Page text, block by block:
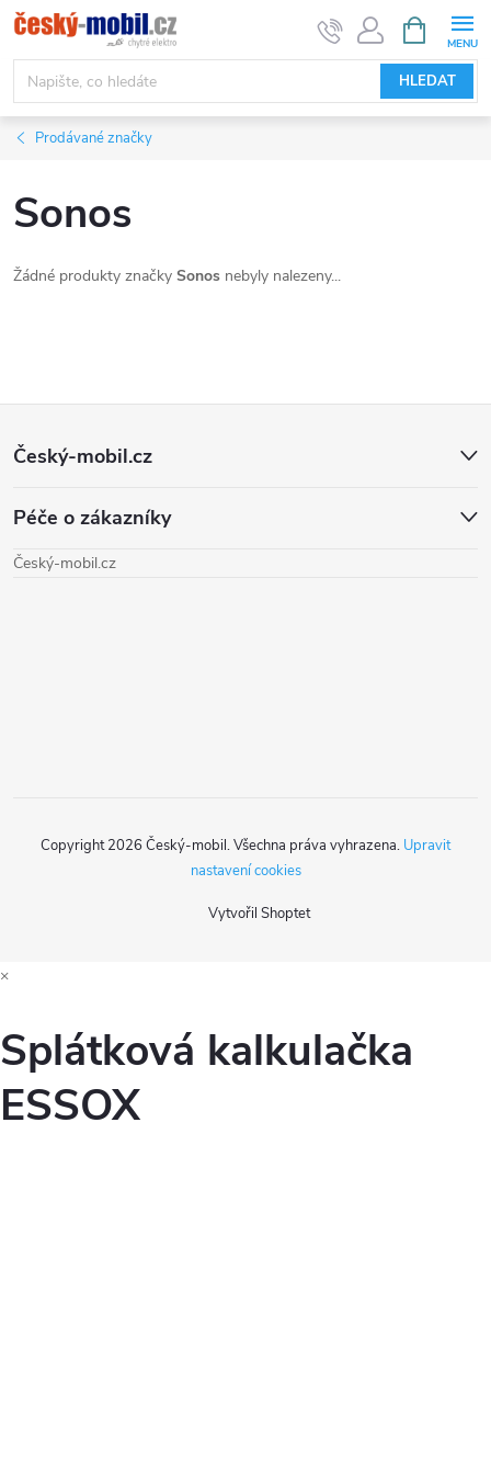
Přejít
na
obsah
HLEDAT
NÁKUPNÍ
KOŠÍK
Prodávané značky
Sonos
Žádné produkty značky Sonos nebyly nalezeny...
Z
p
Český-mobil.cz
Péče o zákazníky
Český-mobil.cz
Vytvořil Shoptet
Copyright 2026 Český-mobil. Všechna práva vyhrazena. Upravit
nastavení cookies
×
Splátková kalkulačka
ESSOX